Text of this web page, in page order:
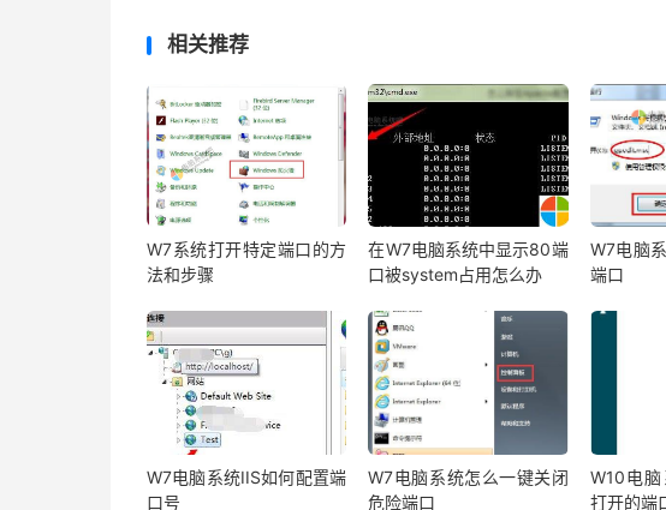
相关推荐
W7系统打开特定端口的方
法和步骤
在W7电脑系统中显示80端
口被system占用怎么办
W7电脑
端口
W7电脑系统IIS如何配置端
口号
W7电脑系统怎么一键关闭
危险端口
W10电
打开的端